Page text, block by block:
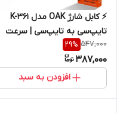
⚡ کابل شارژ OAK مدل K-361
تایپ‌سی به تایپ‌سی | سرعت
بی‌نظیر، کیفیت فوق‌العاده
547,000
29%
387,000
افزودن به سبد